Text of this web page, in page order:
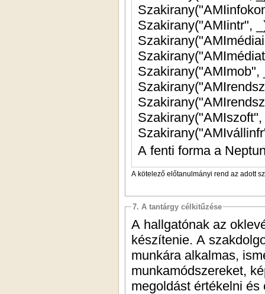
Szakirany("AMIintr",
Szakirany("AMImob",
A fenti forma a
A kötelező előtanulmányi rend az adott
7. A tantárgy célkitűzése
A hallgatónak az
készítenie. A
munkára alkalmas,
munkamódszereket,
megoldást értékelni és